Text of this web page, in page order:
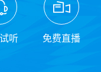
听 免费直播